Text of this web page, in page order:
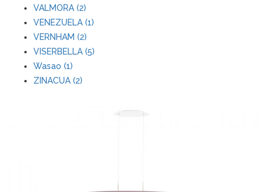
VALMORA (2)
VENEZUELA (1)
VERNHAM (2)
VISERBELLA (5)
Wasao (1)
ZINACUA (2)